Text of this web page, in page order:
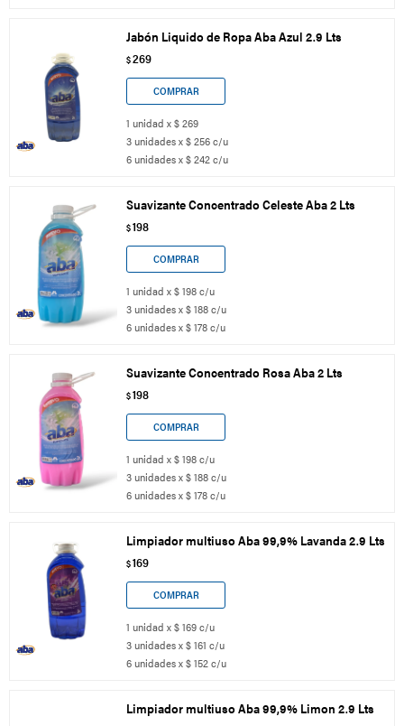
Jabón Liquido de Ropa Aba Azul 2.9 Lts
$269
1 unidad x $ 269
3 unidades x $ 256 c/u
6 unidades x $ 242 c/u
Suavizante Concentrado Celeste Aba 2 Lts
$198
1 unidad x $ 198 c/u
3 unidades x $ 188 c/u
6 unidades x $ 178 c/u
Suavizante Concentrado Rosa Aba 2 Lts
$198
1 unidad x $ 198 c/u
3 unidades x $ 188 c/u
6 unidades x $ 178 c/u
Limpiador multiuso Aba 99,9% Lavanda 2.9 Lts
$169
1 unidad x $ 169 c/u
3 unidades x $ 161 c/u
6 unidades x $ 152 c/u
Limpiador multiuso Aba 99,9% Limon 2.9 Lts